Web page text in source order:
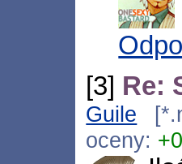
[3] Re:
Guile
oceny: +0